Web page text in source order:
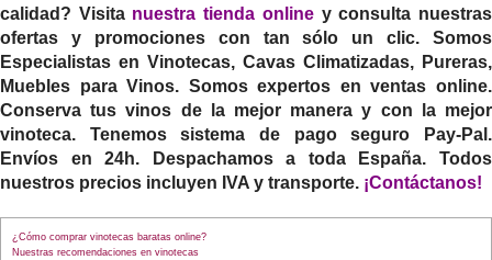
calidad? Visita nuestra tienda onliney consulta nuestras
ofertas y promociones con tan sólo un clic. Somos
Especialistas en Vinotecas, Cavas Climatizadas, Pureras,
Muebles para Vinos. Somos expertos en ventas online.
Conserva tus vinos de la mejor manera y con la mejor
vinoteca. Tenemos sistema de pago seguro Pay-Pal.
Envíos en 24h. Despachamos a toda España. Todos
nuestros precios incluyen IVA y transporte. ¡Contáctanos!
¿Cómo comprar vinotecas baratas online?
Nuestras recomendaciones en vinotecas